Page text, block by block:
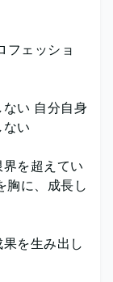
ェッショ
い 自分自身
い
を超えてい
胸に、成長し
を生み出し